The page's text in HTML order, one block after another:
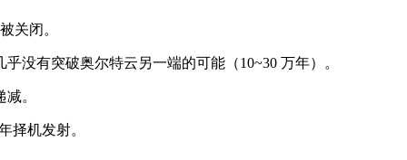
关闭。
没有突破奥尔特云另一端的可能（10~30 万年）。
。
择机发射。